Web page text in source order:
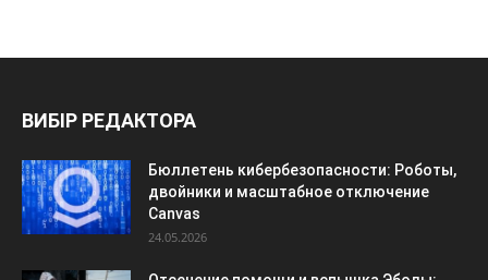
ВИБІР РЕДАКТОРА
Бюллетень кибербезопасности: Роботы,
двойники и масштабное отключение
Canvas
24.05.2026